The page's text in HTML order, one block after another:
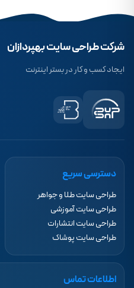
شرکت طراحی سایت بهپردازان
ایجاد کسب و کار در بستر اینترنت
دسترسی سریع
طراحی سایت طلا و جواهر
طراحی سایت آموزشی
طراحی سایت انتشارات
طراحی سایت پوشاک
اطلاعات تماس